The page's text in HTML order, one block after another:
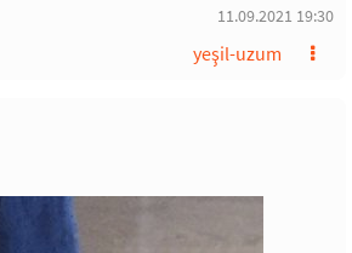
11.09.2021 19:30
yeşil-uzum